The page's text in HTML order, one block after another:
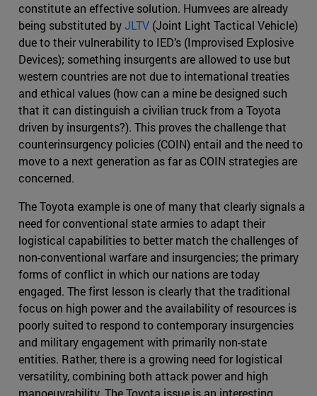
constitute an effective solution. Humvees are already
being substituted byJLTV (Joint Light Tactical Vehicle)
due to their vulnerability to IED’s (Improvised Explosive
Devices); something insurgents are allowed to use but
western countries are not due to international treaties
and ethical values (how can a mine be designed such
that it can distinguish a civilian truck from a Toyota
driven by insurgents?). This proves the challenge that
counterinsurgency policies (COIN) entail and the need to
move to a next generation as far as COIN strategies are
concerned.
The Toyota example is one of many that clearly signals a
need for conventional state armies to adapt their
logistical capabilities to better match the challenges of
non-conventional warfare and insurgencies; the primary
forms of conflict in which our nations are today
engaged. The first lesson is clearly that the traditional
focus on high power and the availability of resources is
poorly suited to respond to contemporary insurgencies
and military engagement with primarily non-state
entities. Rather, there is a growing need for logistical
versatility, combining both attack power and high
manoeuvrability. The Toyota issue is an interesting